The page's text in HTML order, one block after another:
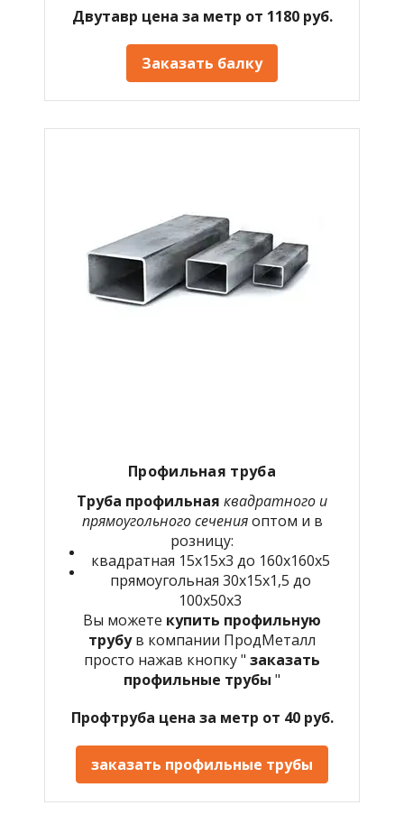
Двутавр цена за метр от 1180 руб.
Заказать балку
Профильная труба
Труба профильная квадратного и
прямоугольного сеченияоптом и в
розницу:
квадратная 15х15х3 до 160х160х5
прямоугольная 30х15х1,5 до
100х50х3
Вы можете купить профильную
трубув компании ПродМеталл
просто нажав кнопку " заказать
профильные трубы "
Профтруба цена за метр от 40 руб.
заказать профильные трубы